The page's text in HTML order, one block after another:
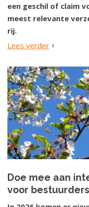
een geschil of claim
meest relevante
rij.
Lees verder
Doe mee aan
voor